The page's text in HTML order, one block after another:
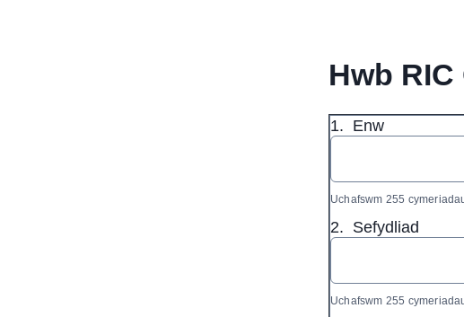
Hwb
1. Enw
Uchafswm 255
2. Sefydliad
Uchafswm 255